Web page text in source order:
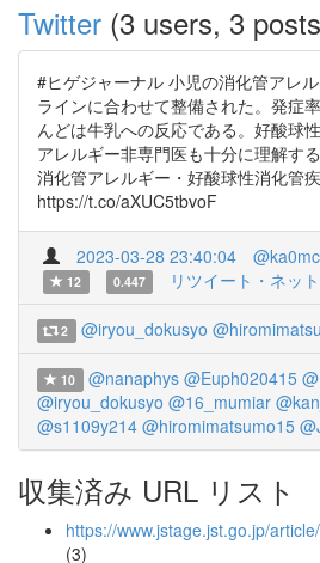
Twitter (3 users, 3
#ヒゲジャーナル 小児の消化管アレ
ラインに合わせて整備された。発症
んどは牛乳への反応である。好酸球
アレルギー非専門医も十分に理解す
消化管アレルギー・好酸球性消化管
https://t.co/aXUC5tbvoF
2023-03-28 23:40:04
12
0.447 リツイート・ネッ
2 @iryou_dokusyo
10 @nanaphys @Euph020415
@iryou_dokusyo @16_mumiar
@s1109y214 @hiromimatsumo15
収集済み URL リスト
https://www.jstage.jst.go.jp/
(3)